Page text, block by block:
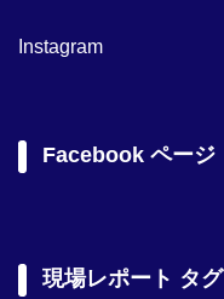
Instagram
Facebook ページ
現場レポート タグ